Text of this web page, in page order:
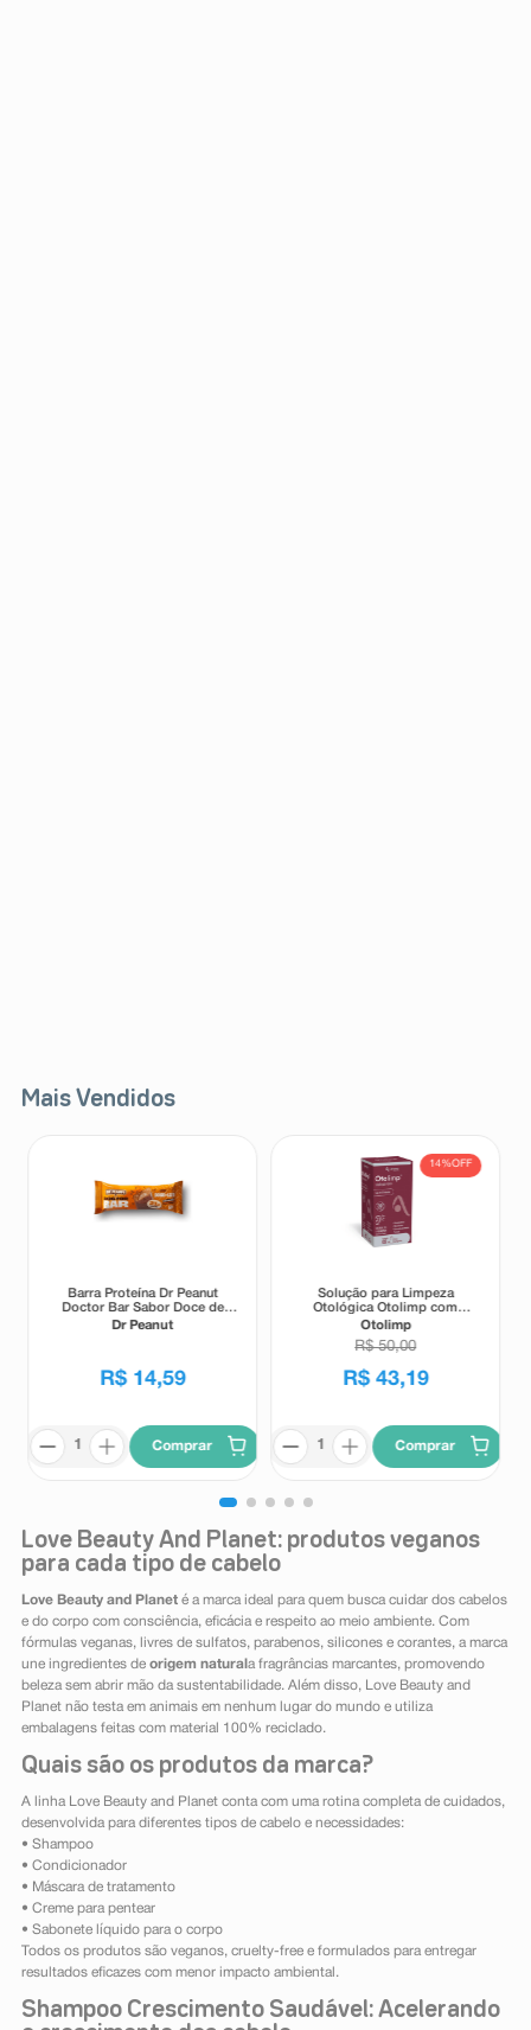
Mais Vendidos
Barra Proteína Dr Peanut
Doctor Bar Sabor Doce de
Leite 62g
Dr Peanut
R$ 14,59
Comprar
14%OFF
Solução para Limpeza
Otológica Otolimp com
Gotejador 2ml
Otolimp
R$ 50,00
R$ 43,19
Comprar
Love Beauty And Planet: produtos veganos
para cada tipo de cabelo
Love Beauty and Planeté a marca ideal para quem busca cuidar dos cabelos
e do corpo com consciência, eficácia e respeito ao meio ambiente. Com
fórmulas veganas, livres de sulfatos, parabenos, silicones e corantes, a marca
une ingredientes de origem natural a fragrâncias marcantes, promovendo
beleza sem abrir mão da sustentabilidade. Além disso, Love Beauty and
Planet não testa em animais em nenhum lugar do mundo e utiliza
embalagens feitas com material 100% reciclado.
Quais são os produtos da marca?
A linha Love Beauty and Planet conta com uma rotina completa de cuidados,
desenvolvida para diferentes tipos de cabelo e necessidades:
• Shampoo
• Condicionador
• Máscara de tratamento
• Creme para pentear
• Sabonete líquido para o corpo
Todos os produtos são veganos, cruelty-free e formulados para entregar
resultados eficazes com menor impacto ambiental.
Shampoo Crescimento Saudável: Acelerando